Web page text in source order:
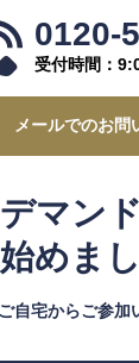
0120-
受付時間：
メールでのお問
マン
始めま
自宅からご参加